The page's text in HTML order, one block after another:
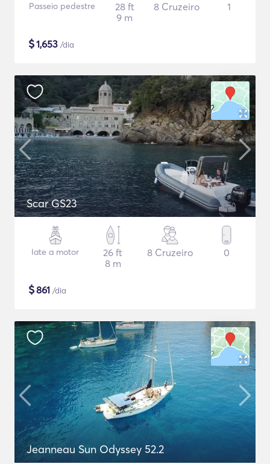
Passeio pedestre
28 ft
9 m
8 Cruzeiro 1
$1,653 /dia
Scar GS23
Iate a motor
26 ft
8 m
8 Cruzeiro 0
$861 /dia
Jeanneau Sun Odyssey 52.2